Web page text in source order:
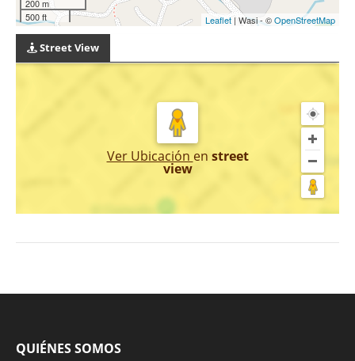
200 m
500 ft
Leaflet | Wasi - ©OpenStreetMap
Street View
Ver Ubicación en street
view
QUIÉNES SOMOS